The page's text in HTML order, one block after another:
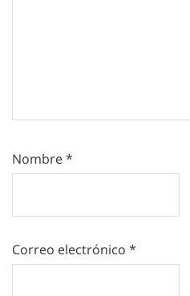
Nombre*
Correo electrónico *